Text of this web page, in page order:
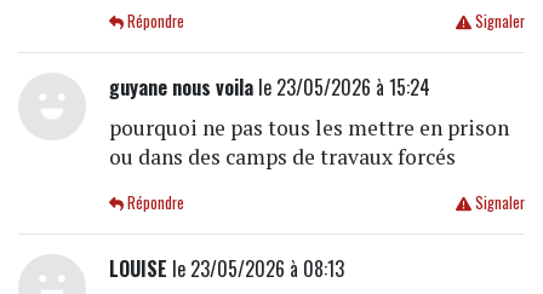
Signaler
Répondre
guyane nous voilale 23/05/2026 à 15:24
pourquoi ne pas tous les mettre en prison
ou dans des camps de travaux forcés
Signaler
Répondre
LOUISE le 23/05/2026 à 08:13